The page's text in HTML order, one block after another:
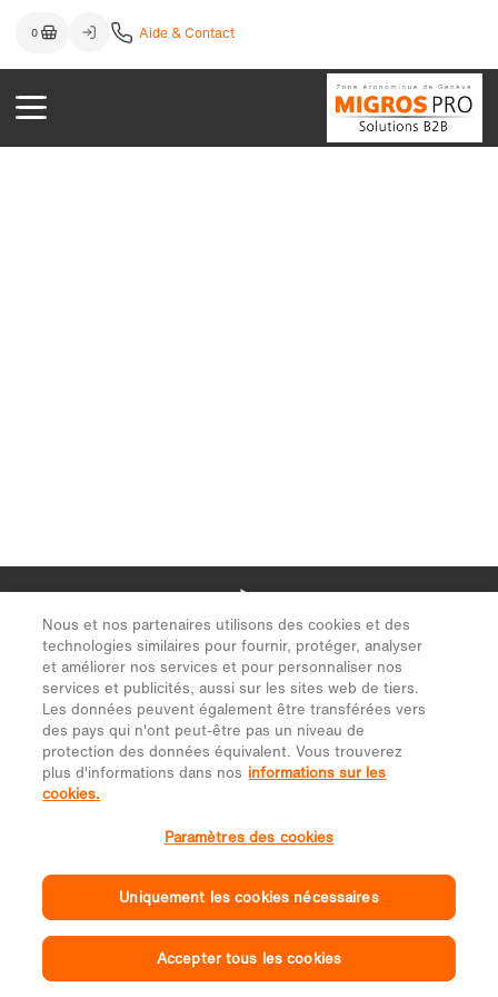
Nous et nos partenaires utilisons des cookies et des
technologies similaires pour fournir, protéger, analyser
et améliorer nos services et pour personnaliser nos
services et publicités, aussi sur les sites web de tiers.
Les données peuvent également être transférées vers
des pays qui n'ont peut-être pas un niveau de
protection des données équivalent. Vous trouverez
plus d'informations dans nos informations sur les
cookies.
Paramètres des cookies
Uniquement les cookies nécessaires
Accepter tous les cookies